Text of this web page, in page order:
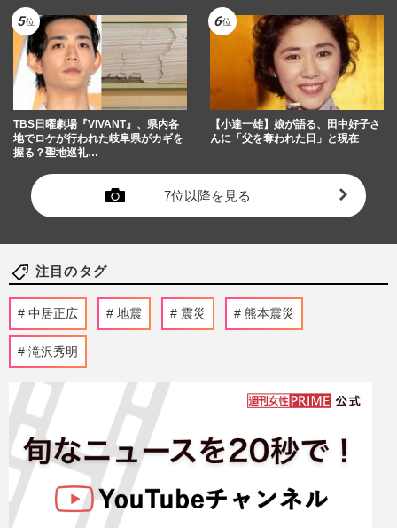
TBS日曜劇場『VIVANT』、県内各
地でロケが行われた岐阜県がカギを
握る？聖地巡礼…
【小達一雄】娘が語る、田中好子さ
んに「父を奪われた日」と現在
7位以降を見る
注目のタグ
中居正広 地震 震災 熊本震災
滝沢秀明